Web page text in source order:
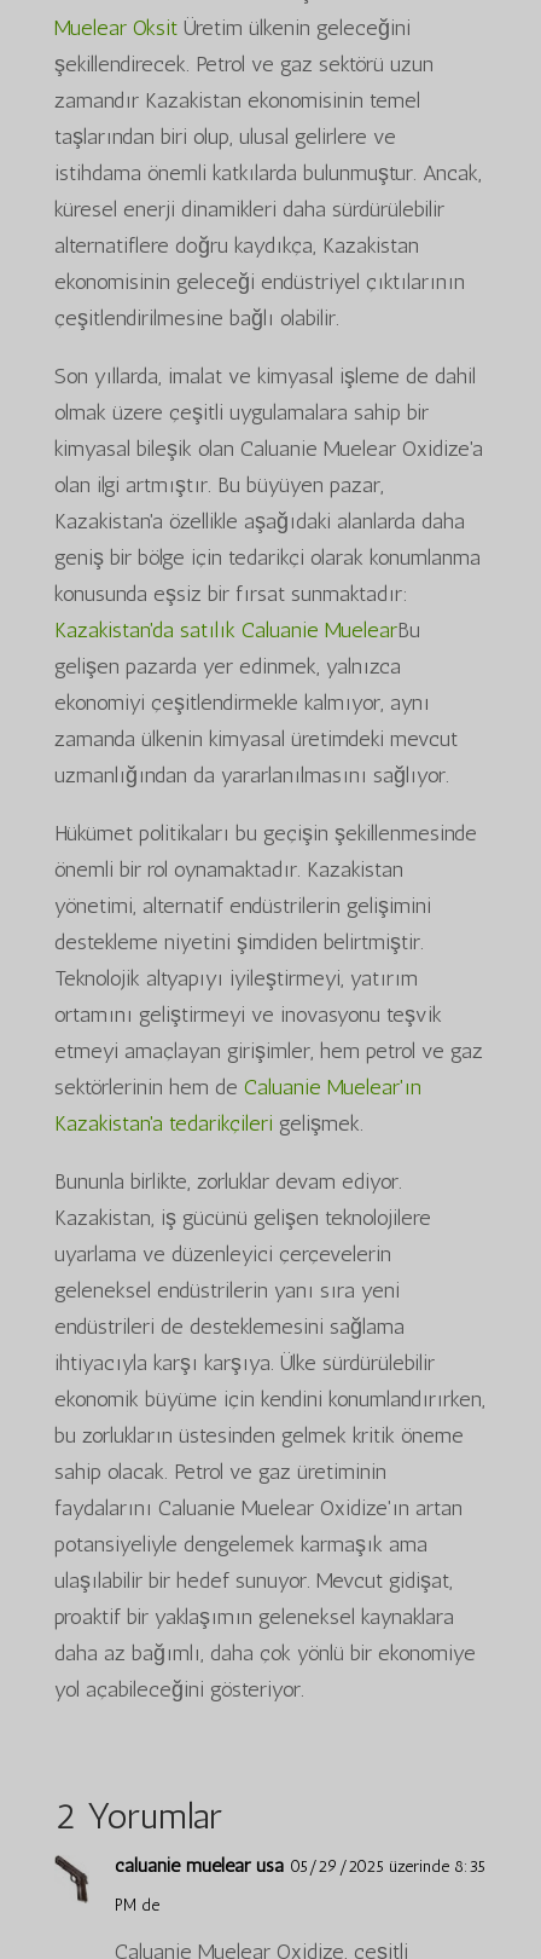
Muelear OksitÜretim ülkenin geleceğini
şekillendirecek. Petrol ve gaz sektörü uzun
zamandır Kazakistan ekonomisinin temel
taşlarından biri olup, ulusal gelirlere ve
istihdama önemli katkılarda bulunmuştur. Ancak,
küresel enerji dinamikleri daha sürdürülebilir
alternatiflere doğru kaydıkça, Kazakistan
ekonomisinin geleceği endüstriyel çıktılarının
çeşitlendirilmesine bağlı olabilir.
Son yıllarda, imalat ve kimyasal işleme de dahil
olmak üzere çeşitli uygulamalara sahip bir
kimyasal bileşik olan Caluanie Muelear Oxidize'a
olan ilgi artmıştır. Bu büyüyen pazar,
Kazakistan'a özellikle aşağıdaki alanlarda daha
geniş bir bölge için tedarikçi olarak konumlanma
konusunda eşsiz bir fırsat sunmaktadır:
Kazakistan'da satılık Caluanie MuelearBu
gelişen pazarda yer edinmek, yalnızca
ekonomiyi çeşitlendirmekle kalmıyor, aynı
zamanda ülkenin kimyasal üretimdeki mevcut
uzmanlığından da yararlanılmasını sağlıyor.
Hükümet politikaları bu geçişin şekillenmesinde
önemli bir rol oynamaktadır. Kazakistan
yönetimi, alternatif endüstrilerin gelişimini
destekleme niyetini şimdiden belirtmiştir.
Teknolojik altyapıyı iyileştirmeyi, yatırım
ortamını geliştirmeyi ve inovasyonu teşvik
etmeyi amaçlayan girişimler, hem petrol ve gaz
sektörlerinin hem de Caluanie Muelear'ın
Kazakistan'a tedarikçileri gelişmek.
Bununla birlikte, zorluklar devam ediyor.
Kazakistan, iş gücünü gelişen teknolojilere
uyarlama ve düzenleyici çerçevelerin
geleneksel endüstrilerin yanı sıra yeni
endüstrileri de desteklemesini sağlama
ihtiyacıyla karşı karşıya. Ülke sürdürülebilir
ekonomik büyüme için kendini konumlandırırken,
bu zorlukların üstesinden gelmek kritik öneme
sahip olacak. Petrol ve gaz üretiminin
faydalarını Caluanie Muelear Oxidize'ın artan
potansiyeliyle dengelemek karmaşık ama
ulaşılabilir bir hedef sunuyor. Mevcut gidişat,
proaktif bir yaklaşımın geleneksel kaynaklara
daha az bağımlı, daha çok yönlü bir ekonomiye
yol açabileceğini gösteriyor.
2 Yorumlar
caluanie muelear usa 05/29/2025 üzerinde 8:35
PM de
Caluanie Muelear Oxidize, çeşitli